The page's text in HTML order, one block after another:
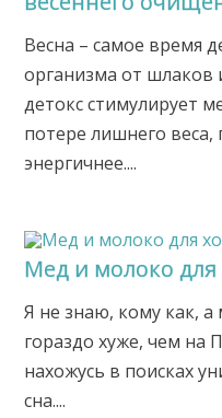
Весна – самое время
организма от шлаков
детокс стимулирует
потере лишнего веса,
энергичнее....
Мед и молоко для
Я не знаю, кому как, а
гораздо хуже, чем на
нахожусь в поисках
сна....